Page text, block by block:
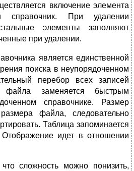
включение элемента
справочник. При удалении
элементы заполняют
при удалении.
является единственной
поиска в неупорядоченном
перебор всех записей
файла заменяется быстрым
справочнике. Размер
файла, следовательно
Таблица запоминается
идет в отношении
сложность можно понизить,